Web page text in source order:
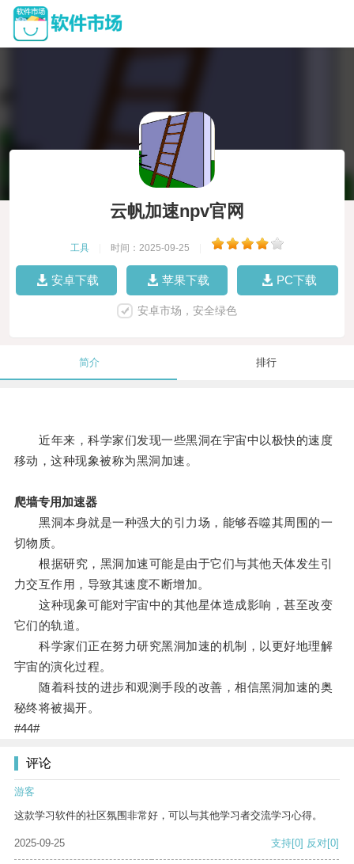
云帆加速npv官网
工具 时间：2025-09-25
安卓下载 苹果下载 PC下载
安卓市场，安全绿色
简介 排行
近年来，科学家们发现一些黑洞在宇宙中以极快的速度
移动，这种现象被称为黑洞加速。
爬墙专用加速器
黑洞本身就是一种强大的引力场，能够吞噬其周围的一
切物质。
根据研究，黑洞加速可能是由于它们与其他天体发生引
力交互作用，导致其速度不断增加。
这种现象可能对宇宙中的其他星体造成影响，甚至改变
它们的轨道。
科学家们正在努力研究黑洞加速的机制，以更好地理解
宇宙的演化过程。
随着科技的进步和观测手段的改善，相信黑洞加速的奥
秘终将被揭开。
#44#
评论
游客
这款学习软件的社区氛围非常好，可以与其他学习者交流学习心得。
2025-09-25 支持[0] 反对[0]